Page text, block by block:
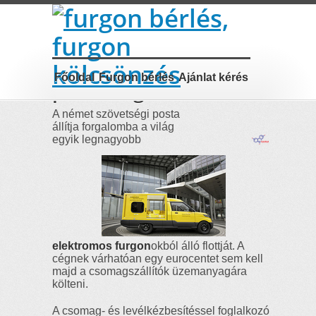
Főoldal Furgon bérlés Ajánlat kérés
elektromos
postafurgonok
A német szövetségi posta
állítja forgalomba a világ
egyik legnagyobb
elektromos furgonokból álló flottját. A
cégnek várhatóan egy eurocentet sem kell
majd a csomagszállítók üzemanyagára
költeni.
A csomag- és levélkézbesítéssel foglalkozó